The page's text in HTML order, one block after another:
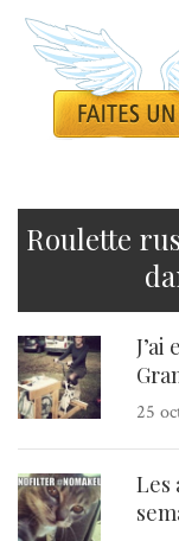
Roulette
25
Les